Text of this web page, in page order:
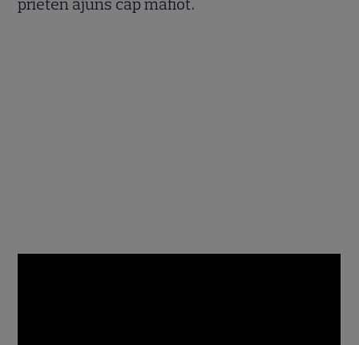
prieten ajuns cap mafiot.